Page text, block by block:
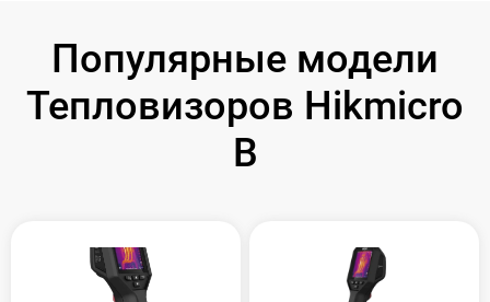
Популярные модели
Тепловизоров Hikmicro
B